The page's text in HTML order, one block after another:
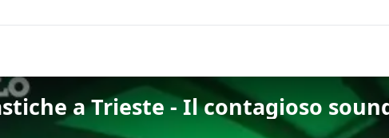
a Trieste - Il contagioso